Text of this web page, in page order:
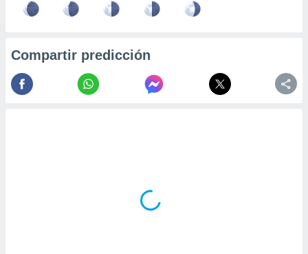
Compartir predicción